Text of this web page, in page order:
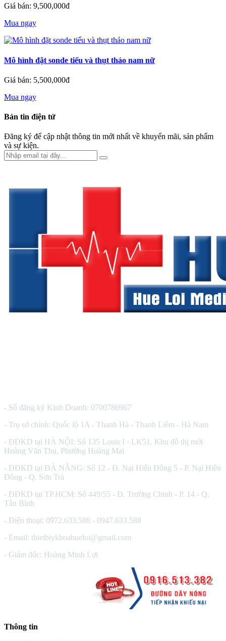
Giá bán: 9,500,000đ
Mua ngay
Mô hình đặt sonde tiểu và thụt tháo nam nữ
Giá bán: 5,500,000đ
Mua ngay
Bản tin điện tử
Đăng ký để cập nhật thông tin mới nhất về khuyến mãi, sản phẩm
và sự kiện.
- Số đăng ký Kinh Doanh: 0700786967
- Trụ sở chính: Quốc lộ 1A - Thanh Hà - Thanh Liêm - Hà Nam
- ĐĐKD tại HÀ NỘI: Số 135 Louis I - LK51, Khu đô thị mới
Hoàng Văn Thụ, Phường Hoàng Mai
- ĐĐKD tại ĐÀ NẴNG: Số 12 - Đ. Nại Hiên Đông 5 - P. Nại Hiên
Đông - Q. Sơn Trà
- ĐĐKD tại TP.HCM: Số 449/55 - Đ. Trường Chinh - P. 14 - Q.
Tân Bình
- Điện thoại: 0972.633.588 - 0947.633.588
- Email: thietbiykhoahueloi@gmail.com
- Giám đốc: Hoàng Minh Lợi
Thông tin